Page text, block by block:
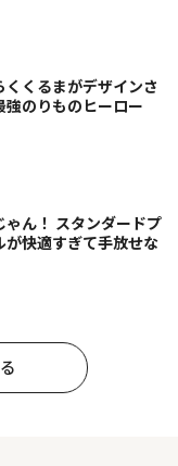
くるまがデザインさ
のりものヒーロー
ん！ スタンダードプ
が快適すぎて手放せな